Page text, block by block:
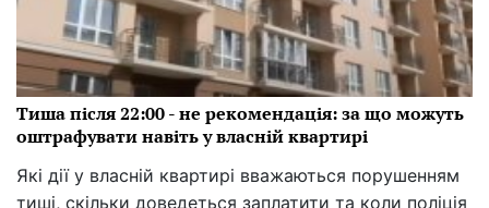
Тиша після 22:00 - не рекомендація: за що можуть
оштрафувати навіть у власній квартирі
Які дії у власній квартирі вважаються порушенням
тиші, скільки доведеться заплатити та коли поліція